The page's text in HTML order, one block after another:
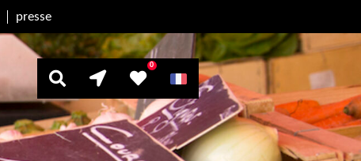
presse
0